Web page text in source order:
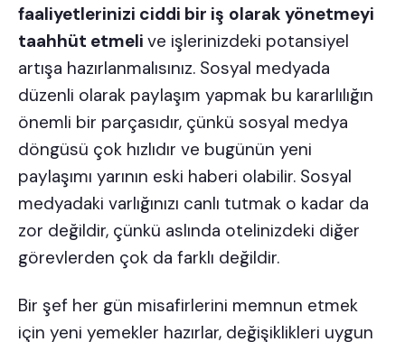
faaliyetlerinizi ciddi bir iş olarak yönetmeyi
taahhüt etmeli ve işlerinizdeki potansiyel
artışa hazırlanmalısınız. Sosyal medyada
düzenli olarak paylaşım yapmak bu kararlılığın
önemli bir parçasıdır, çünkü sosyal medya
döngüsü çok hızlıdır ve bugünün yeni
paylaşımı yarının eski haberi olabilir. Sosyal
medyadaki varlığınızı canlı tutmak o kadar da
zor değildir, çünkü aslında otelinizdeki diğer
görevlerden çok da farklı değildir.
Bir şef her gün misafirlerini memnun etmek
için yeni yemekler hazırlar, değişiklikleri uygun